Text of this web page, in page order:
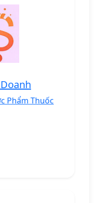
Phẩm Thuốc